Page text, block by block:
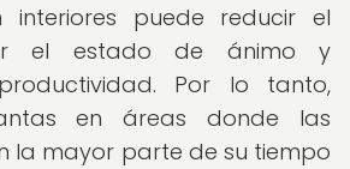
puede reducir el
el estado de ánimo y
Por lo tanto,
en áreas donde las
la mayor parte de su tiempo